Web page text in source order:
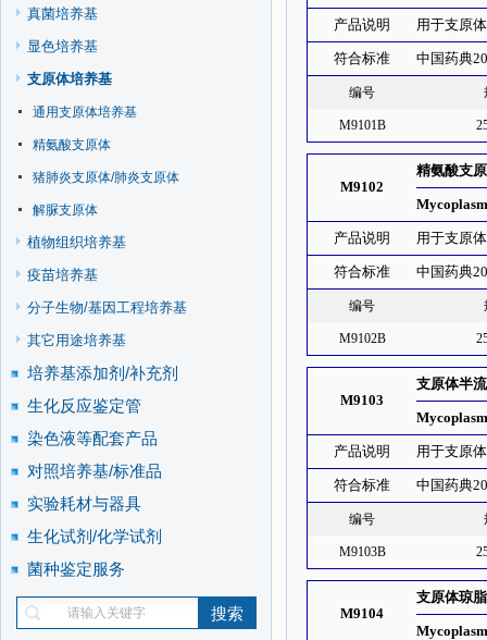
真菌培养基
显色培养基
支原体培养基
通用支原体培养基
精氨酸支原体
猪肺炎支原体/肺炎支原体
解脲支原体
植物组织培养基
疫苗培养基
分子生物/基因工程培养基
其它用途培养基
培养基添加剂/补充剂
生化反应鉴定管
染色液等配套产品
对照培养基/标准品
实验耗材与器具
生化试剂/化学试剂
菌种鉴定服务
产品说明 用于支原
符合标准 中国药典
编号
M9101B
M9102
精氨酸支
产品说明 用于支原
符合标准 中国药典
编号
M9102B
M9103
支原体半
产品说明 用于支原
符合标准 中国药典
编号
M9103B
M9104
支原体琼